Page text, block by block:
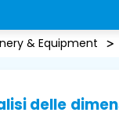
& Equipment
delle